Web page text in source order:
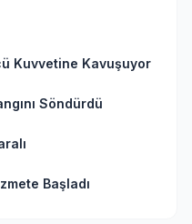
Kuvvetine Kavuşuyor
Söndürdü
Başladı